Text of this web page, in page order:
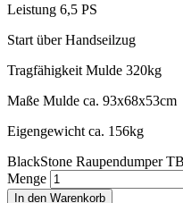
Leistung 6,5 PS
Start über Handseilzug
Tragfähigkeit Mulde 320kg
Maße Mulde ca. 93x68x53cm
Eigengewicht ca. 156kg
BlackStone Raupendumper
Menge
In den Warenkorb